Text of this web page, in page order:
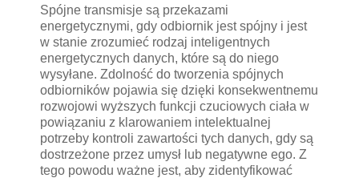
Spójne transmisje są przekazami
energetycznymi, gdy odbiornik jest spójny i jest
w stanie zrozumieć rodzaj inteligentnych
energetycznych danych, które są do niego
wysyłane. Zdolność do tworzenia spójnych
odbiorników pojawia się dzięki konsekwentnemu
rozwojowi wyższych funkcji czuciowych ciała w
powiązaniu z klarowaniem intelektualnej
potrzeby kontroli zawartości tych danych, gdy są
dostrzeżone przez umysł lub negatywne ego. Z
tego powodu ważne jest, aby zidentyfikować